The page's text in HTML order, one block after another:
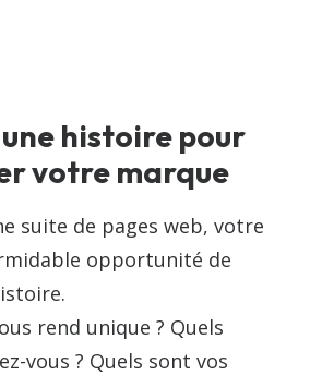
histoire pour
votre marque
suite de pages web, votre
opportunité de
rend unique ? Quels
vous ? Quels sont vos